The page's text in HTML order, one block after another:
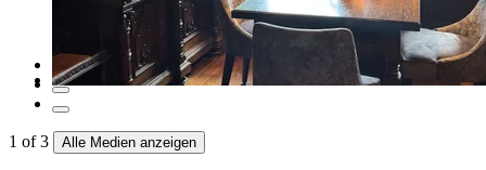
1 of 3 Alle Medien anzeigen